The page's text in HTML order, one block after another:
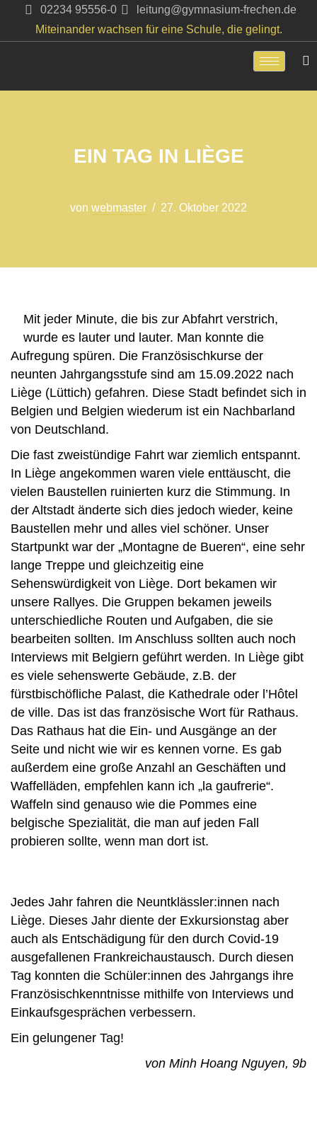
Zum
02234 95556-0
leitung@gymnasium-frechen.de
Miteinander wachsen für eine Schule, die gelingt.
EIN TAG IN LIÈGE
von webmaster 27. Oktober 2022
Mit jeder Minute, die bis zur Abfahrt verstrich,
wurde es lauter und lauter. Man konnte die
Aufregung spüren. Die Französischkurse der
neunten Jahrgangsstufe sind am 15.09.2022 nach
Liège (Lüttich) gefahren. Diese Stadt befindet sich in
Belgien und Belgien wiederum ist ein Nachbarland
von Deutschland.
Die fast zweistündige Fahrt war ziemlich entspannt.
In Liège angekommen waren viele enttäuscht, die
vielen Baustellen ruinierten kurz die Stimmung. In
der Altstadt änderte sich dies jedoch wieder, keine
Baustellen mehr und alles viel schöner. Unser
Startpunkt war der „Montagne de Bueren“, eine sehr
lange Treppe und gleichzeitig eine
Sehenswürdigkeit von Liège. Dort bekamen wir
unsere Rallyes. Die Gruppen bekamen jeweils
unterschiedliche Routen und Aufgaben, die sie
bearbeiten sollten. Im Anschluss sollten auch noch
Interviews mit Belgiern geführt werden. In Liège gibt
es viele sehenswerte Gebäude, z.B. der
fürstbischöfliche Palast, die Kathedrale oder l’Hôtel
de ville. Das ist das französische Wort für Rathaus.
Das Rathaus hat die Ein- und Ausgänge an der
Seite und nicht wie wir es kennen vorne. Es gab
außerdem eine große Anzahl an Geschäften und
Waffelläden, empfehlen kann ich „la gaufrerie“.
Waffeln sind genauso wie die Pommes eine
belgische Spezialität, die man auf jeden Fall
probieren sollte, wenn man dort ist.
Jedes Jahr fahren die Neuntklässler:innen nach
Liège. Dieses Jahr diente der Exkursionstag aber
auch als Entschädigung für den durch Covid-19
ausgefallenen Frankreichaustausch. Durch diesen
Tag konnten die Schüler:innen des Jahrgangs ihre
Französischkenntnisse mithilfe von Interviews und
Einkaufsgesprächen verbessern.
Ein gelungener Tag!
von Minh Hoang Nguyen, 9b